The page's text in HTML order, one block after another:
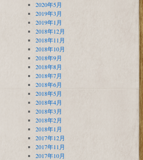
2020年5月
2019年3月
2019年1月
2018年12月
2018年11月
2018年10月
2018年9月
2018年8月
2018年7月
2018年6月
2018年5月
2018年4月
2018年3月
2018年2月
2018年1月
2017年12月
2017年11月
2017年10月